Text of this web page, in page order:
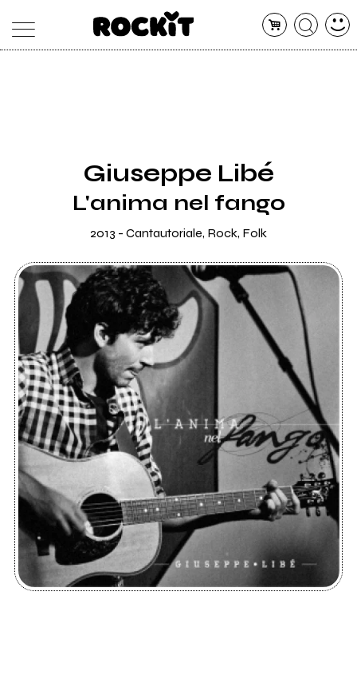
SHOP
RADIO
Giuseppe Libé
L'anima nel fango
2013 - Cantautoriale, Rock, Folk